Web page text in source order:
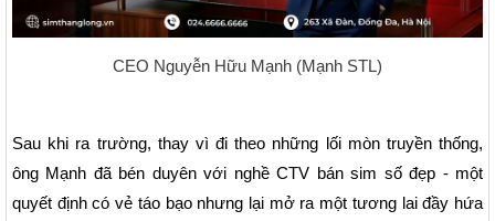
CEO Nguyễn Hữu Mạnh (Mạnh STL)
Sau khi ra trường, thay vì đi theo những lối mòn truyền thống,
ông Mạnh đã bén duyên với nghề CTV bán sim số đẹp - một
quyết định có vẻ táo bạo nhưng lại mở ra một tương lai đầy hứa